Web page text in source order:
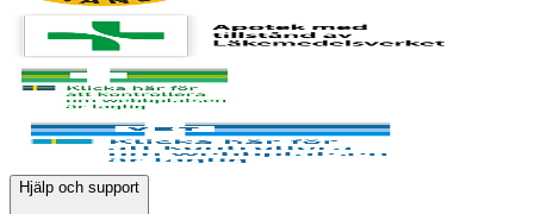
Hjälp och support